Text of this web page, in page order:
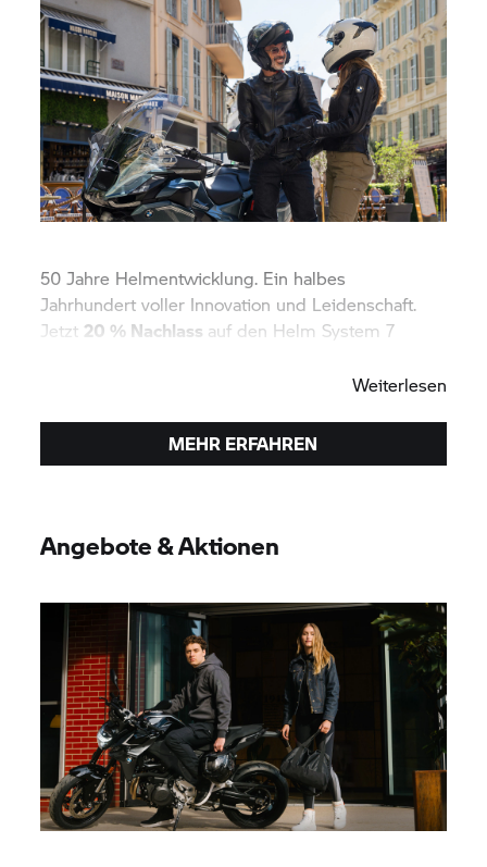
50 Jahre Helmentwicklung. Ein halbes
Jahrhundert voller Innovation und Leidenschaft.
Jetzt 20 % Nachlass auf den Helm System 7
Weiterlesen
MEHR ERFAHREN
Angebote & Aktionen